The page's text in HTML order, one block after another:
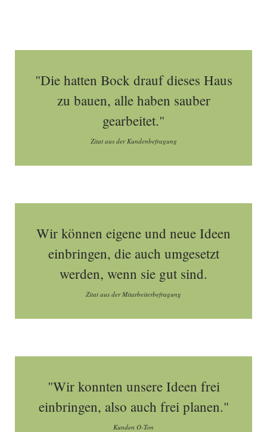
"Die hatten Bock drauf dieses Haus
zu bauen, alle haben sauber
gearbeitet."
Zitat aus der Kundenbefragung
Wir können eigene und neue Ideen
einbringen, die auch umgesetzt
werden, wenn sie gut sind.
Zitat aus der Mitarbeiterbefragung
"Wir konnten unsere Ideen frei
einbringen, also auch frei planen."
Kunden O-Ton